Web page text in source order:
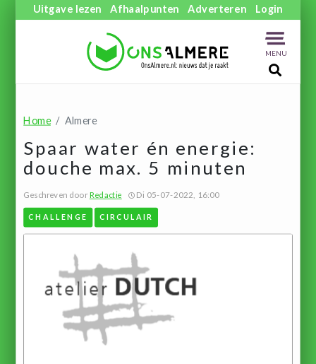
Uitgave lezen Afhaalpunten Adverteren Login
MENU
Home Almere
Spaar water én energie:
douche max. 5 minuten
Geschreven doorRedactie Di 05-07-2022, 16:00
CHALLENGE CIRCULAIR